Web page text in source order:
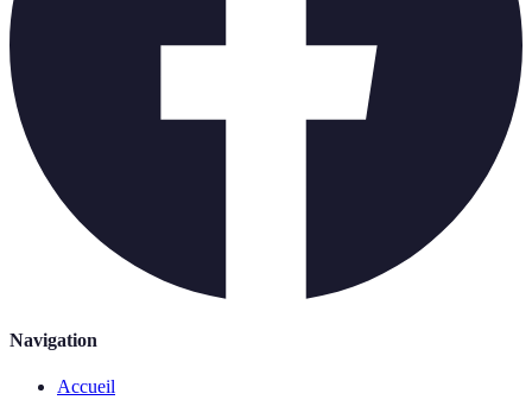
Navigation
Accueil